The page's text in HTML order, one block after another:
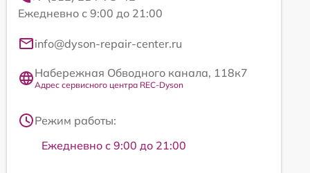
Ежедневно с 9:00 до 21:00
info@dyson-repair-center.ru
Набережная Обводного канала, 118к7
Адрес сервисного центра REC-Dyson
Режим работы:
Ежедневно с 9:00 до 21:00